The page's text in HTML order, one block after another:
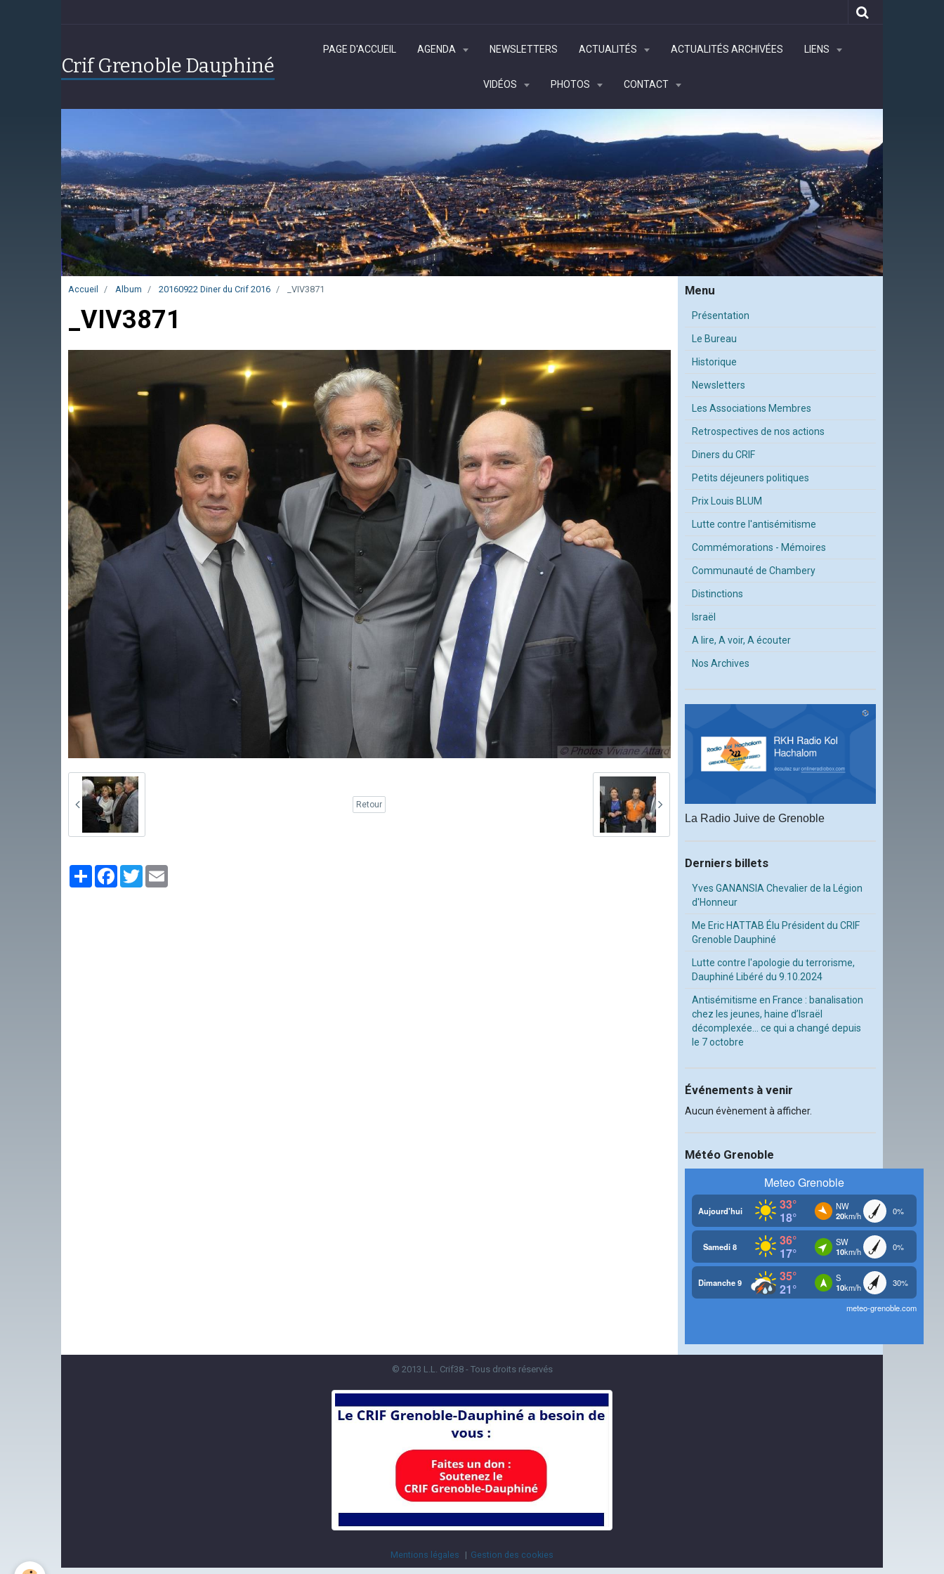
Crif Grenoble Dauphiné
PAGE D'ACCUEIL AGENDA NEWSLETTERS ACTUALITÉS ACTUALITÉS ARCHIVÉES LIENS
VIDÉOS PHOTOS CONTACT
Accueil Album 20160922 Diner du Crif 2016 _VIV3871
_VIV3871
Retour
PartagerFacebook
Twitter
Menu
Présentation
Le Bureau
Historique
Newsletters
Les Associations Membres
Retrospectives de nos actions
Diners du CRIF
Petits déjeuners politiques
Prix Louis BLUM
Lutte contre l'antisémitisme
Commémorations - Mémoires
Communauté de Chambery
Distinctions
Israël
A lire, A voir, A écouter
Nos Archives
La Radio Juive de Grenoble
Derniers billets
Yves GANANSIA Chevalier de la Légion
d'Honneur
Me Eric HATTAB Élu Président du CRIF
Grenoble Dauphiné
Lutte contre l'apologie du terrorisme,
Dauphiné Libéré du 9.10.2024
Antisémitisme en France : banalisation
chez les jeunes, haine d’Israël
décomplexée… ce qui a changé depuis
le 7 octobre
Événements à venir
Aucun évènement à afficher.
Météo Grenoble
© 2013 L.L. Crif38 - Tous droits réservés
Mentions légales Gestion des cookies